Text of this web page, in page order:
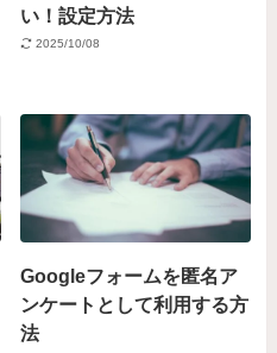
い！設定方法
2025/10/08
Googleフォームを匿名ア
ンケートとして利用する方
法